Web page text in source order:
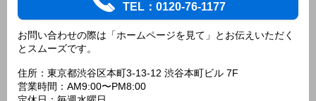
TEL：0120-76-1177
お問い合わせの際は「ホームページを見て」とお伝えいただく
とスムーズです。
住所：東京都渋谷区本町3-13-12 渋谷本町ビル 7F
営業時間：AM9:00〜PM8:00